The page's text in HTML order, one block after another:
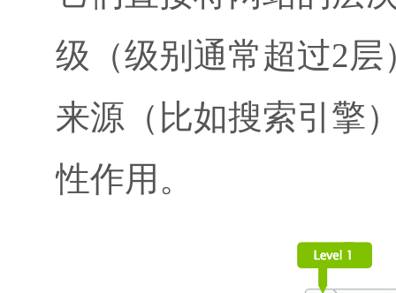
级（级别通常超过2
来源（比如搜索引擎
性作用。